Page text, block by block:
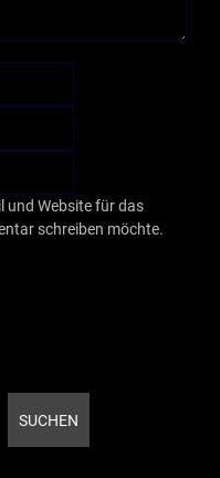
und Website für das
schreiben möchte.
SUCHEN